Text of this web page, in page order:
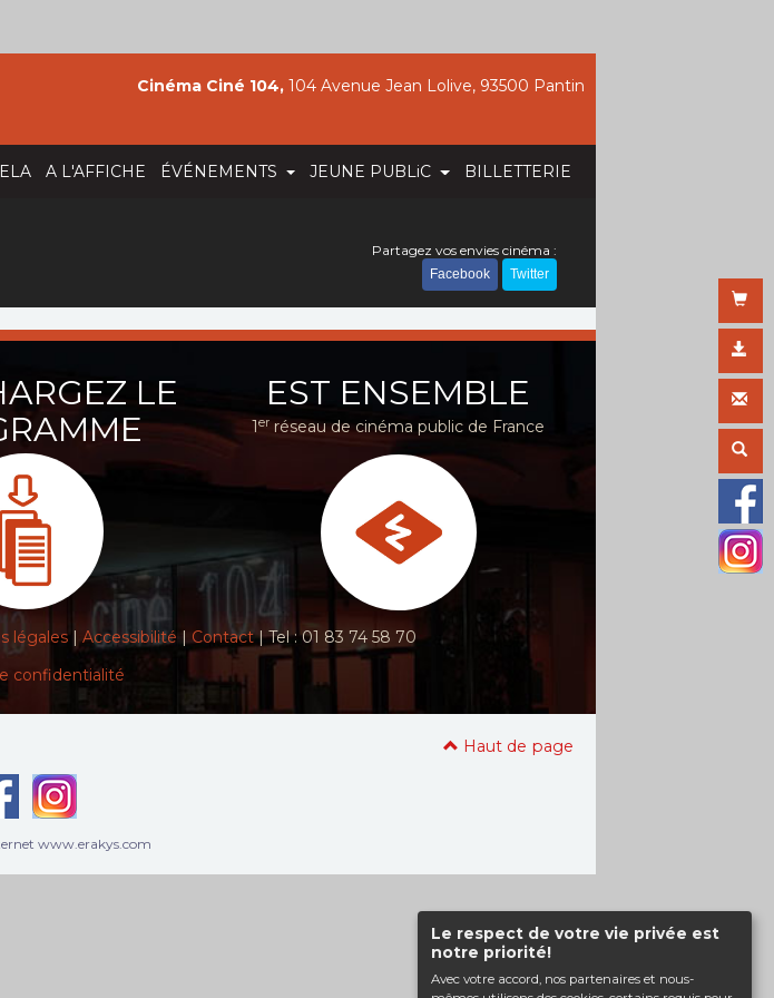
Le respect de votre vie privée est
notre priorité!
Avec votre accord, nos partenaires et nous-
A L'AFFICHE ÉVÉNEMENTS JEUNE PUBLiC BILLETTERIE
Cinéma Ciné 104, 104 Avenue Jean Lolive, 93500 Pantin
Partagez vos envies cinéma :
Facebook Twitter
LE
EST ENSEMBLE
1er réseau de cinéma public de France
légales|Accessibilité | Contact| Tel : 01 83 74 58 70
confidentialité
Haut de page
www.erakys.com